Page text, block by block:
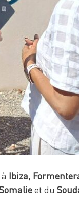
Ibiza,
et du